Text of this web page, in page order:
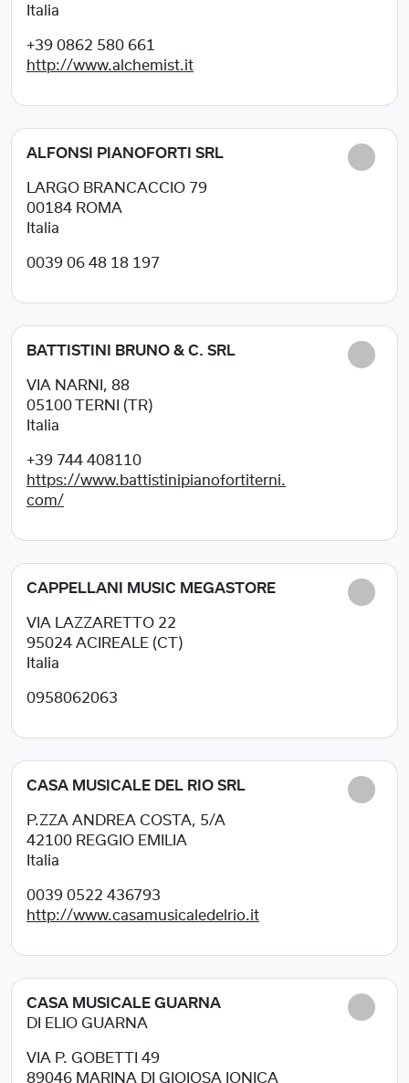
Italia
+39 0862 580 661
http://www.alchemist.it
ALFONSI PIANOFORTI SRL
LARGO BRANCACCIO 79
00184 ROMA
Italia
0039 06 48 18 197
BATTISTINI BRUNO & C. SRL
VIA NARNI, 88
05100
TERNI (TR)
Italia
+39 744 408110
https://www.battistinipianofortiterni.
com/
CAPPELLANI MUSIC MEGASTORE
VIA LAZZARETTO 22
95024 ACIREALE (CT)
Italia
0958062063
CASA MUSICALE DEL RIO SRL
P.ZZA ANDREA COSTA, 5/A
42100 REGGIO EMILIA
Italia
0039 0522 436793
http://www.casamusicaledelrio.it
CASA MUSICALE GUARNA
DI ELIO GUARNA
VIA P. GOBETTI 49
89046 MARINA DI GIOIOSA IONICA